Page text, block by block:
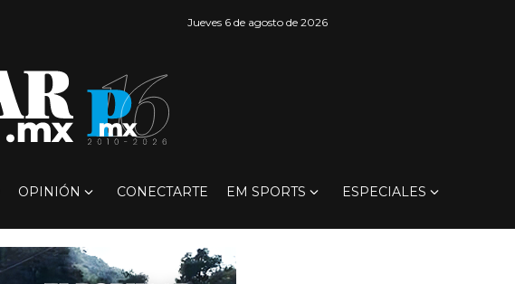
Jueves 6 de agosto de 2026
OPINIÓN CONECTARTE EM SPORTS ESPECIALES